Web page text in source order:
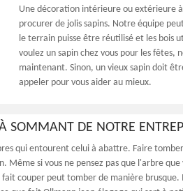
Une décoration intérieure ou extérieure
procurer de jolis sapins. Notre équipe
le terrain puisse être réutilisé et les bois
voulez un sapin chez vous pour les
maintenant. Sinon, un vieux sapin doit
appeler pour vous aider au mieux.
SOMMANT DE NOTRE
qui entourent celui à abattre. Faire
Même si vous ne pensez pas que l'arbre
couper peut tomber de manière